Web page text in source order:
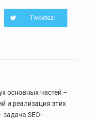
Tweetez!
основных частей –
и реализация этих
SEO-